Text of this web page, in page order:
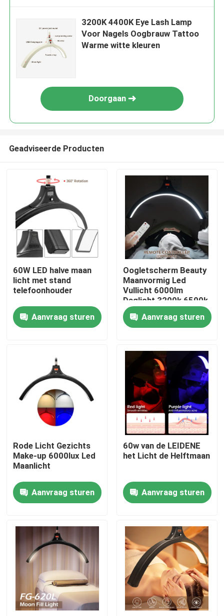
Thuis
Producten
Video's
Over ons
Fabriekstocht
Kwaliteitscontrole
Nieuws
Gevallen
LEIDENE Videostudiolichten
3200K 4400K Eye Lash Lamp
Voor Nagels Oogbrauw Tattoo
Warme witte kleuren
Doorgaan
Geadviseerde Producten
60W LED halve maan
licht met stand
telefoonhouder
Aanvraag sturen
Oogletscherm Beauty
Maanvormig Led
Vullicht 6000lm
Daglicht 3200k 6500k
Aanvraag sturen
Rode Licht Gezichts
Make-up 6000lux Led
Maanlicht
Aanvraag sturen
60w van de LEIDENE
het Licht de Helftmaan
Aanvraag sturen